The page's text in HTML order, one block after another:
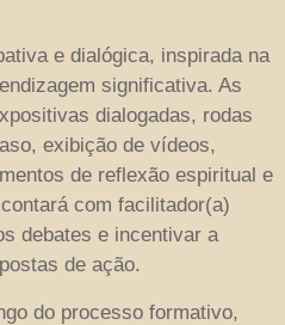
e dialógica, inspirada na
significativa. As
dialogadas, rodas
exibição de vídeos,
de reflexão espiritual e
com facilitador(a)
debates e incentivar a
de ação.
do processo formativo,